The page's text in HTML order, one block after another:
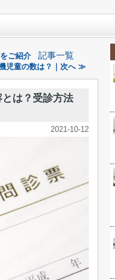
ご紹介 記事一覧
児童の数は？｜次へ ≫
は？受診方法
2021-10-12